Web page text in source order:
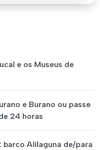
e os Museus de
e Burano ou passe
24 horas
Alilaguna de/para